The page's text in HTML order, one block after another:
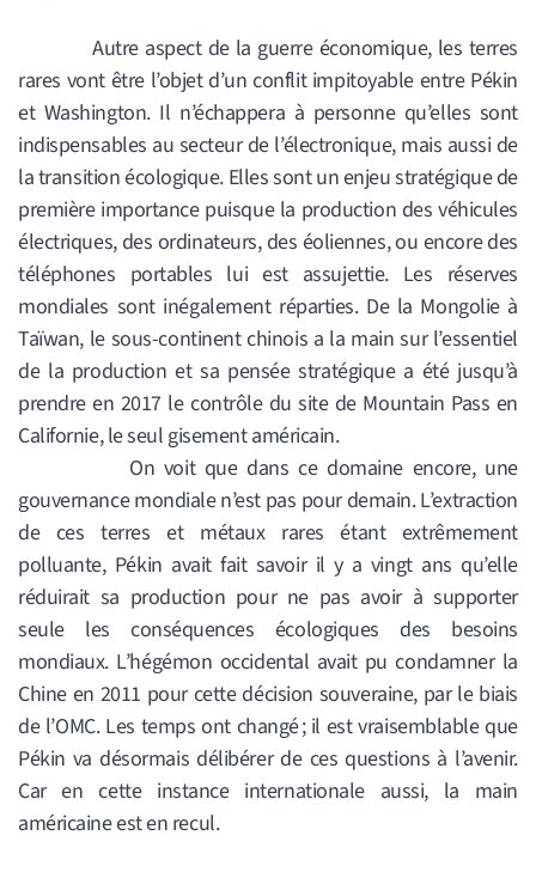
Autre aspect de la guerre économique, les terres
rares vont être l’objet d’un conflit impitoyable entre Pékin
et Washington. Il n’échappera à personne qu’elles sont
indispensables au secteur de l’électronique, mais aussi de
la transition écologique. Elles sont un enjeu stratégique de
première importance puisque la production des véhicules
électriques, des ordinateurs, des éoliennes, ou encore des
téléphones portables lui est assujettie. Les réserves
mondiales sont inégalement réparties. De la Mongolie à
Taïwan, le sous-continent chinois a la main sur l’essentiel
de la production et sa pensée stratégique a été jusqu’à
prendre en 2017 le contrôle du site de Mountain Pass en
Californie, le seul gisement américain.
On voit que dans ce domaine encore, une
gouvernance mondiale n’est pas pour demain. L’extraction
de ces terres et métaux rares étant extrêmement
polluante, Pékin avait fait savoir il y a vingt ans qu’elle
réduirait sa production pour ne pas avoir à supporter
seule les conséquences écologiques des besoins
mondiaux. L’hégémon occidental avait pu condamner la
Chine en 2011 pour cette décision souveraine, par le biais
de l’OMC. Les temps ont changé ; il est vraisemblable que
Pékin va désormais délibérer de ces questions à l’avenir.
Car en cette instance internationale aussi, la main
américaine est en recul.